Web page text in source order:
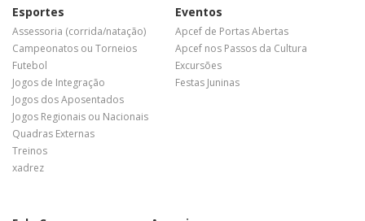
Esportes
Assessoria (corrida/natação)
Campeonatos ou Torneios
Futebol
Jogos de Integração
Jogos dos Aposentados
Jogos Regionais ou Nacionais
Quadras Externas
Treinos
xadrez
Eventos
Apcef de Portas Abertas
Apcef nos Passos da Cultura
Excursões
Festas Juninas